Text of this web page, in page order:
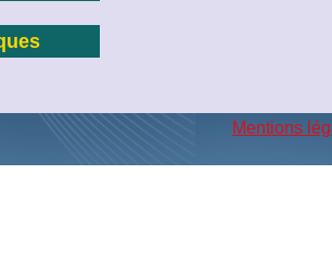
Mentions